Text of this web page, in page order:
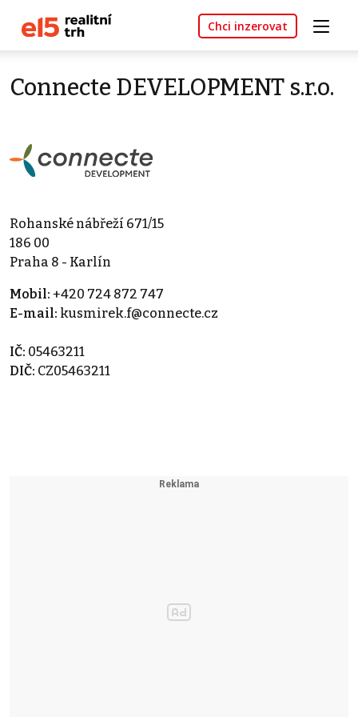
Chci inzerovat
Connecte DEVELOPMENT s.r.o.
Rohanské nábřeží 671/15
186 00
Praha 8 - Karlín
Mobil: +420 724 872 747
E-mail: kusmirek.f@connecte.cz
IČ: 05463211
DIČ: CZ05463211